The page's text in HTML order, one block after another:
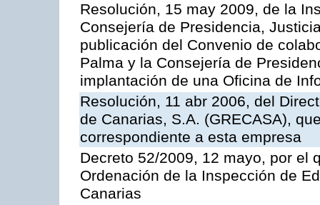
Resolución, 15 may 2009, de la
Consejería de Presidencia,
publicación del Convenio de
Palma y la Consejería de
implantación de una Oficina de
Resolución, 11 abr 2006, del
de Canarias, S.A. (GRECASA),
correspondiente a esta empresa
Decreto 52/2009, 12 mayo, por el
Ordenación de la Inspección de
Canarias